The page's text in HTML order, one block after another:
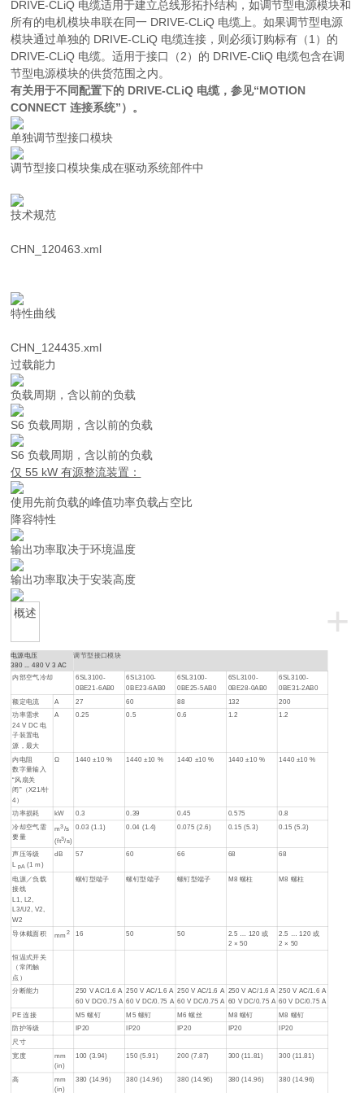
DRIVE-CLiQ 电缆适用于建立总线形拓扑结构，如调节型电源模块和
所有的电机模块串联在同一 DRIVE-CLiQ 电缆上。如果调节型电源
模块通过单独的 DRIVE-CLiQ 电缆连接，则必须订购标有（1）的
DRIVE-CLiQ 电缆。适用于接口（2）的 DRIVE-CliQ 电缆包含在调
节型电源模块的供货范围之内。
有关用于不同配置下的 DRIVE-CLiQ 电缆，参见“MOTION
CONNECT 连接系统”）。
单独调节型接口模块
调节型接口模块集成在驱动系统部件中
技术规范
CHN_120463.xml
特性曲线
CHN_124435.xml
过载能力
负载周期，含以前的负载
S6 负载周期，含以前的负载
S6 负载周期，含以前的负载
仅 55 kW 有源整流装置：
使用先前负载的峰值功率负载占空比
降容特性
输出功率取决于环境温度
输出功率取决于安装高度
+
概述
电源电压
380 ... 480 V 3 AC
调节型接口模块
内部空气冷却
6SL3100-
0BE21-6AB0
6SL3100-
0BE23-6AB0
6SL3100-
0BE25-5AB0
6SL3100-
0BE28-0AB0
6SL3100-
0BE31-2AB0
额定电流
A 27 60 88 132
200
功率需求
24 V DC 电
子装置电
源，最大
A 0.25 0.5 0.6 1.2 1.2
内电阻
数字量输入
“风扇关
闭”（X21/针
4）
Ω 1440 ±10 % 1440 ±10 % 1440 ±10 % 1440 ±10 % 1440 ±10 %
功率损耗 kW 0.3 0.39 0.45 0.575
0.8
冷却空气需
要量
m3/s
(ft3/s)
0.03 (1.1) 0.04 (1.4) 0.075 (2.6) 0.15 (5.3) 0.15 (5.3)
声压等级
L
pA (1 m)
dB 57 60 66 68 68
电源／负载
接线
L1, L2,
L3/U2, V2,
W2
螺钉型端子 螺钉型端子 螺钉型端子 M8 螺柱 M8 螺柱
导体截面积 mm2 16 50 50
2.5 … 120 或
2 × 50
2.5 … 120 或
2 × 50
恒温式开关
（常闭触
点）
分断能力
250 V AC/1.6 A
60 V DC/0.75 A
250 V AC/1.6 A
60 V DC/0.75 A
250 V AC/1.6 A
60 V DC/0.75 A
250 V AC/1.6 A
60 V DC/0.75 A
250 V AC/1.6 A
60 V DC/0.75 A
PE 连接
M5 螺钉 M5 螺钉 M6 螺丝 M8 螺钉
M8 螺钉
防护等级
IP20 IP20 IP20 IP20
IP20
尺寸
宽度
mm
(in)
100 (3.94) 150 (5.91) 200 (7.87) 300 (11.81) 300 (11.81)
高 mm
(in)
380 (14.96) 380 (14.96) 380 (14.96) 380 (14.96) 380 (14.96)